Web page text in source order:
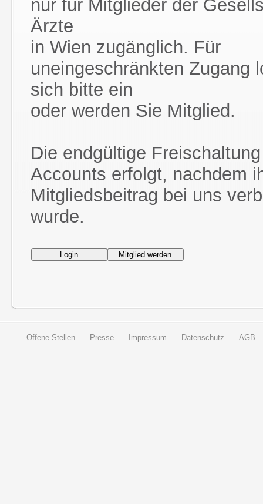
nur für Mitglieder der
Ärzte
in Wien zugänglich. Für
uneingeschränkten Zugang
sich bitte ein
oder werden Sie Mitglied.
Die endgültige
Accounts erfolgt, nachdem
Mitgliedsbeitrag bei uns
wurde.
Offene Stellen Presse Impressum Datenschutz AGB